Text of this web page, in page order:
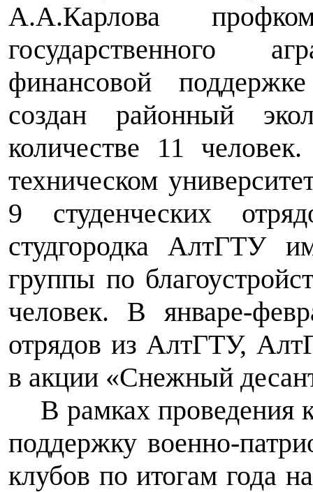
А.А.Карлова
государственного
финансовой
создан районный
количестве 11
техническом
9 студенческих
студгородка АлтГТУ
группы по
человек. В январе-
отрядов из АлтГТУ,
в акции «Снежный
В рамках проведения
поддержку военно-
клубов по итогам года